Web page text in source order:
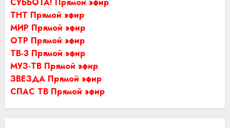
ТНТ Прямой эфир
МИР Прямой эфир
ОТР Прямой эфир
ТВ-3 Прямой эфир
МУЗ-ТВ Прямой эфир
ЗВЕЗДА Прямой эфир
СПАС ТВ Прямой эфир